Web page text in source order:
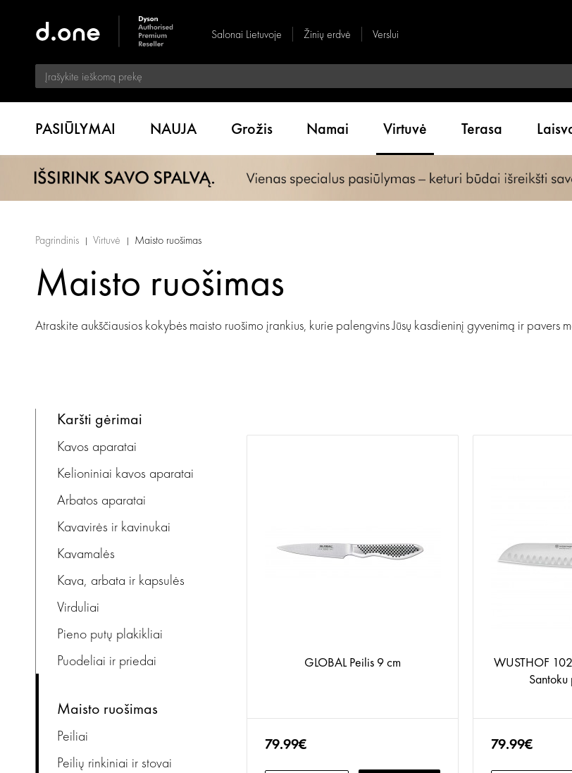
Salonai Lietuvoje Žinių erdvė Verslui
PASIŪLYMAI NAUJA Grožis Namai Virtuvė Terasa
Pagrindinis Virtuvė Maisto ruošimas
Maisto ruošimas
Atraskite aukščiausios kokybės maisto ruošimo įrankius, kurie palengvins Jūsų kasdieninį gyvenimą ir pavers
karšti gėrimai
Kavos aparatai
Kelioniniai kavos aparatai
Arbatos aparatai
Kavavirės ir kavinukai
Kavamalės
Kava, arbata ir kapsulės
Virduliai
Pieno putų plakikliai
Puodeliai ir priedai
maisto ruošimas
Peiliai
Peilių rinkiniai ir stovai
GLOBAL Peilis 9 cm
79.99€
WUSTHOF
79.99€